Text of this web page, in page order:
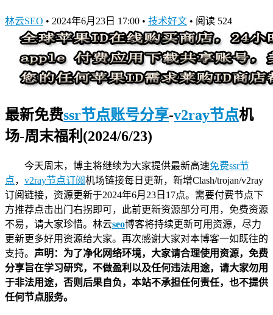
林云SEO • 2024年6月23日 17:00 • 技术好文 • 阅读 524
最新免费ssr节点账号分享-v2ray节点机
场-周末福利(2024/6/23)
今天周末，博主将继续为大家提供最新高速免费ssr节
点， v2ray节点订阅机场链接每日更新，新增Clash/trojan/v2ray
订阅链接，资源更新于2024年6月23日17点。需要付费节点下
方推荐点击出门右拐即可，此前更新资源部分可用，免费资源
不易，请大家珍惜。林云seo博客将持续更新可用资源，尽力
更新更多好用资源给大家。再次感谢大家对本博客一如既往的
支持。 声明：为了净化网络环境，大家请合理使用资源，免费
分享旨在学习研究，不做盈利以及任何违法用途，请大家勿用
于非法用途，否则后果自负，本站不承担任何责任，也不提供
任何节点服务。